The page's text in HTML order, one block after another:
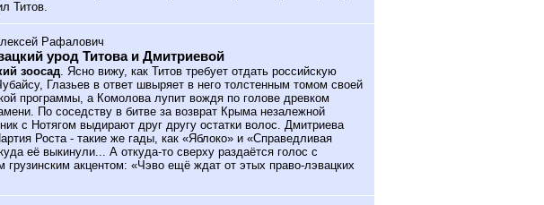
Титов.
Рафалович
урод Титова и Дмитриевой
зоосад . Ясно вижу, как Титов требует отдать российскую
Глазьев в ответ швыряет в него толстенным томом своей
программы, а Комолова лупит вождя по голове древком
По соседству в битве за возврат Крыма незалежной
с Нотягом выдирают друг другу остатки волос. Дмитриева
Роста - такие же гады, как «Яблоко» и «Справедливая
её выкинули... А откуда-то сверху раздаётся голос с
грузинским акцентом: «Чэво ещё ждат от этых право-лэвацких